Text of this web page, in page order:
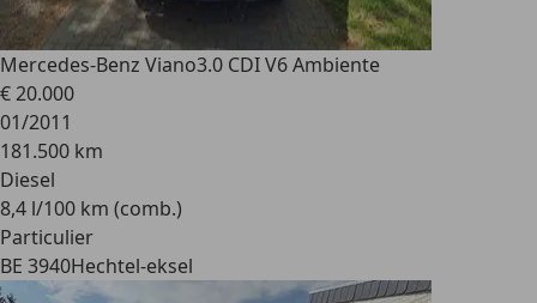
Mercedes-Benz Viano3.0 CDI V6 Ambiente
€ 20.000
01/2011
181.500 km
Diesel
8,4 l/100 km (comb.)
Particulier
BE 3940Hechtel-eksel